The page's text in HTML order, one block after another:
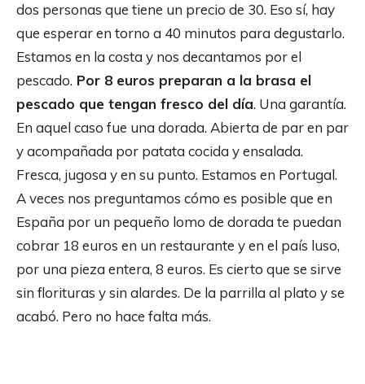
dos personas que tiene un precio de 30. Eso sí, hay
que esperar en torno a 40 minutos para degustarlo.
Estamos en la costa y nos decantamos por el
pescado. Por 8 euros preparan a la brasa el
pescado que tengan fresco del día. Una garantía.
En aquel caso fue una dorada. Abierta de par en par
y acompañada por patata cocida y ensalada.
Fresca, jugosa y en su punto. Estamos en Portugal.
A veces nos preguntamos cómo es posible que en
España por un pequeño lomo de dorada te puedan
cobrar 18 euros en un restaurante y en el país luso,
por una pieza entera, 8 euros. Es cierto que se sirve
sin florituras y sin alardes. De la parrilla al plato y se
acabó. Pero no hace falta más.